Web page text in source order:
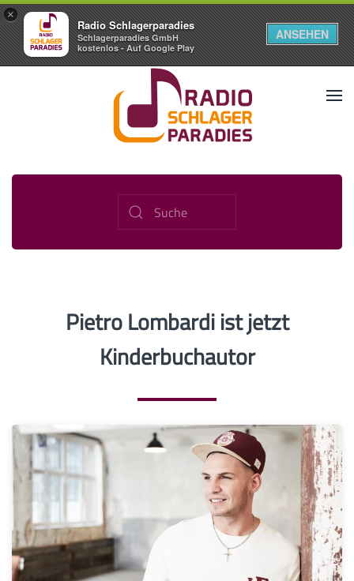
×
Radio Schlagerparadies
Schlagerparadies GmbH
kostenlos - Auf Google Play
ANSEHEN
Pietro Lombardi ist jetzt
Kinderbuchautor